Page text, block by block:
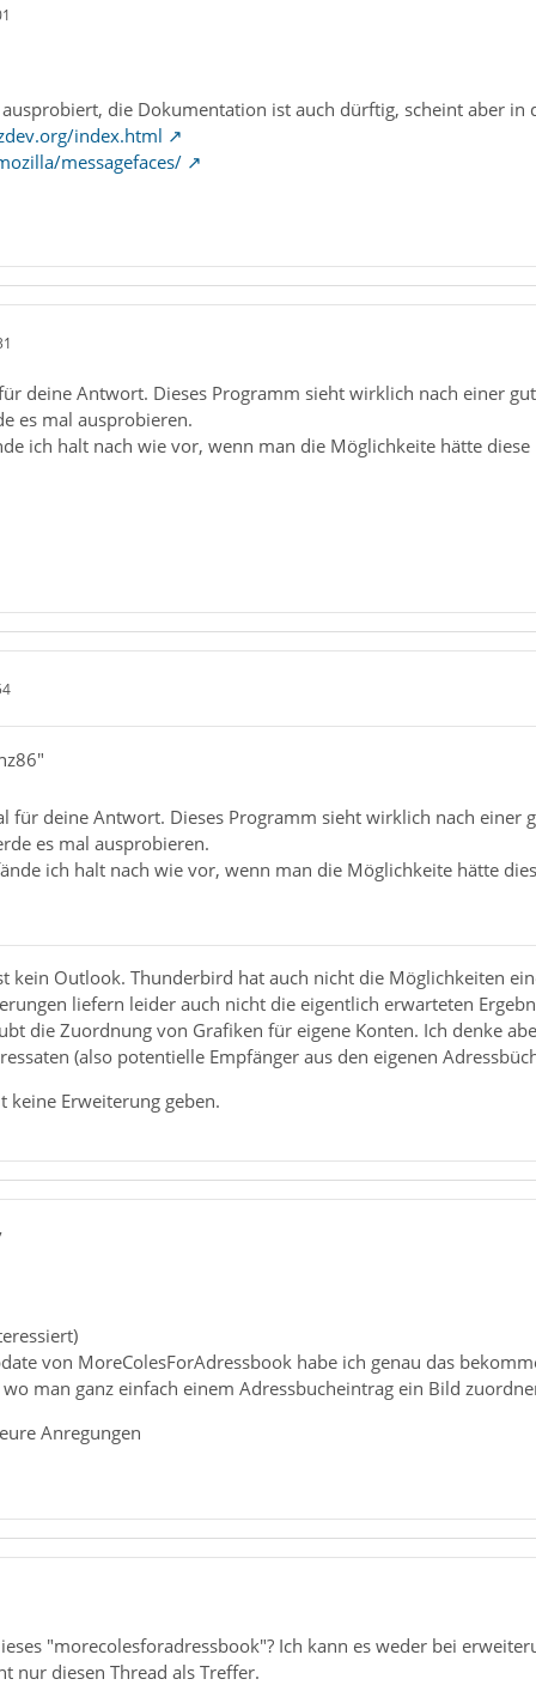
die Dokumentation ist auch dürftig, scheint aber in
index.html
messagefaces/
deine Antwort. Dieses Programm sieht wirklich nach einer
es mal ausprobieren.
ich halt nach wie vor, wenn man die Möglichkeite hätte
für deine Antwort. Dieses Programm sieht wirklich nach einer
es mal ausprobieren.
ich halt nach wie vor, wenn man die Möglichkeite hätte
kein Outlook. Thunderbird hat auch nicht die Möglichkeiten
liefern leider auch nicht die eigentlich erwarteten
die Zuordnung von Grafiken für eigene Konten. Ich denke
(also potentielle Empfänger aus den eigenen
keine Erweiterung geben.
von MoreColesForAdressbook habe ich genau das
man ganz einfach einem Adressbucheintrag ein Bild
Anregungen
"morecolesforadressbook"? Ich kann es weder bei
nur diesen Thread als Treffer.